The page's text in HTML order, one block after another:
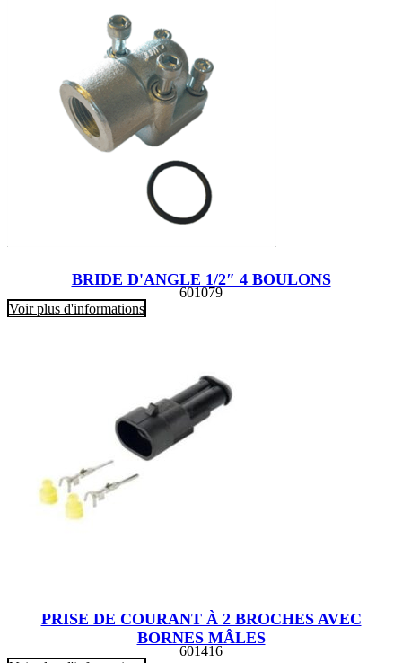
BRIDE D'ANGLE 1/2″ 4 BOULONS
601079
Voir plus d'informations
PRISE DE COURANT À 2 BROCHES AVEC
BORNES MÂLES
601416